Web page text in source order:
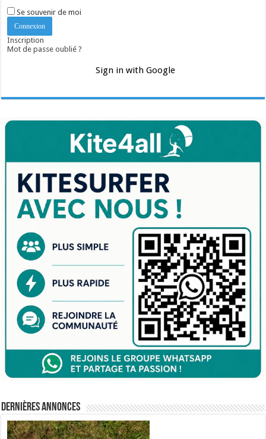
Se souvenir de moi
Inscription
Mot de passe oublié ?
Sign in with Google
Dernières annonces